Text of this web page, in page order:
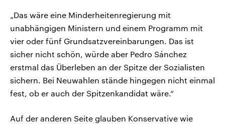
„Das wäre eine Minderheitenregierung mit
unabhängigen Ministern und einem Programm mit
vier oder fünf Grundsatzvereinbarungen. Das ist
sicher nicht schön, würde aber Pedro Sánchez
erstmal das Überleben an der Spitze der Sozialisten
sichern. Bei Neuwahlen stände hingegen nicht einmal
fest, ob er auch der Spitzenkandidat wäre.“
Auf der anderen Seite glauben Konservative wie